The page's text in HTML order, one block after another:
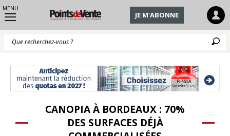
MENU
JE M'ABONNE
CANOPIA À BORDEAUX : 70%
DES SURFACES DÉJÀ